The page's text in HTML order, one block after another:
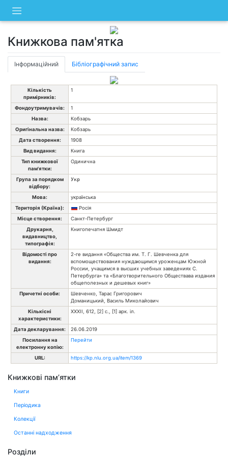
content
Книжкова пам'ятка
Інформаційний Бібліографічний запис
Кількість
примірників:
1
Фондоутримувачів:
1
Назва:
Кобзарь
Оригінальна назва:
Кобзарь
Дата створення:
1908
Вид видання:
Книга
Тип книжкової
пам'ятки:
Одинична
Група за порядком
відбору:
Укр
Мова:
українська
Територія (Країна):
Росія
Місце створення:
Санкт-Петербург
Друкарня,
видавництво,
типографія:
Книгопечатня Шмидт
Відомості про
видання:
2-ге видання «Общества им. Т. Г. Шевченка для
вспомоществования нуждающимся уроженцам Южной
России, учащимся в высших учебных заведениях С.
Петербурга» та «Благотворительного Обществава издания
общеполезных и дешевых книг»
Причетні особи:
Шевченко, Тарас Григорович
Доманицький, Василь Миколайович
Кількісні
характеристики:
XXXII, 612, [2] с., [1] арк. іл.
Дата декларування:
26.06.2019
Посилання на
електронну копію:
Перейти
URL: https://kp.nlu.org.ua/item/1369
Книжкові пам’ятки
Книги
Періодика
Колекції
Останні надходження
Розділи